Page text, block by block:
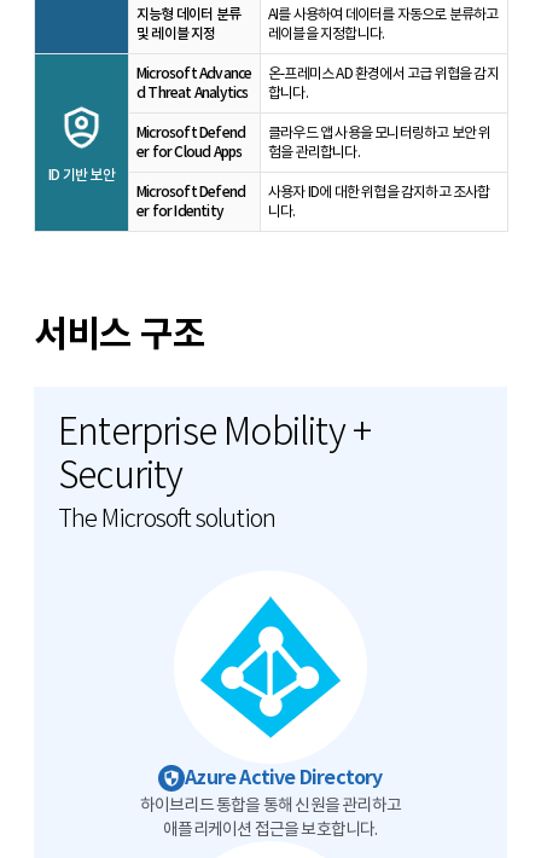
지능형 데이터 분류
및 레이블 지정
AI를 사용하여 데이터를 자동으로 분류하고
레이블을 지정합니다.
ID 기반 보안
Microsoft Advance
d Threat Analytics
온-프레미스 AD 환경에서 고급 위협을 감지
합니다.
Microsoft Defend
er for Cloud Apps
클라우드 앱 사용을 모니터링하고 보안 위
험을 관리합니다.
Microsoft Defend
er for Identity
사용자 ID에 대한 위협을 감지하고 조사합
니다.
서비스 구조
Enterprise Mobility +
Security
The Microsoft solution
Azure Active Directory
하이브리드 통합을 통해 신원을 관리하고
애플리케이션 접근을 보호합니다.